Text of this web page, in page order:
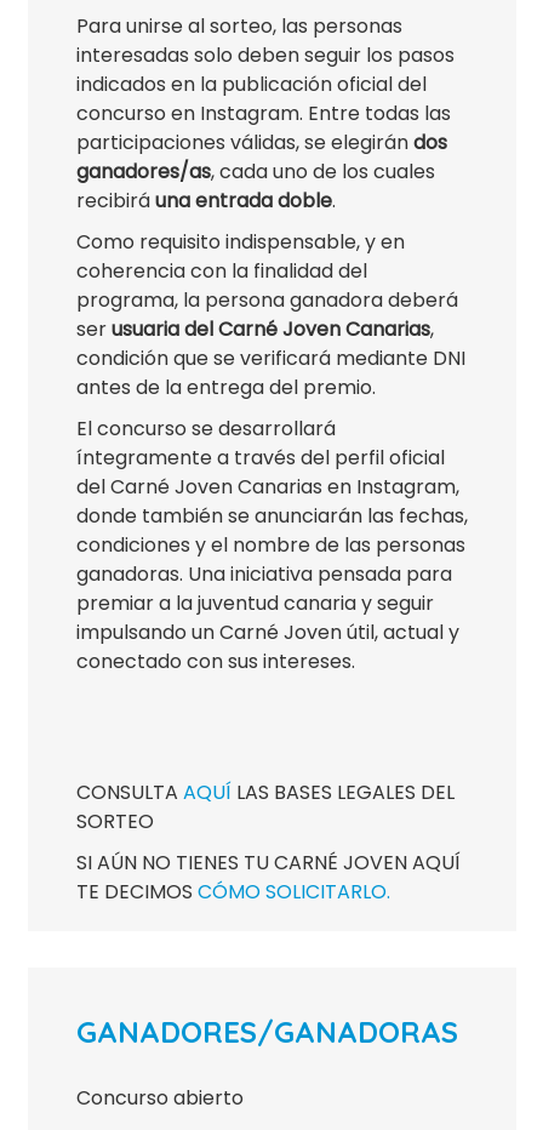
Para unirse al sorteo, las personas
interesadas solo deben seguir los pasos
indicados en la publicación oficial del
concurso en Instagram. Entre todas las
participaciones válidas, se elegirándos
ganadores/as, cada uno de los cuales
recibiráuna entrada doble.
Como requisito indispensable, y en
coherencia con la finalidad del
programa, la persona ganadora deberá
serusuaria del Carné Joven Canarias,
condición que se verificará mediante DNI
antes de la entrega del premio.
El concurso se desarrollará
íntegramente a través del perfil oficial
del Carné Joven Canarias en Instagram,
donde también se anunciarán las fechas,
condiciones y el nombre de las personas
ganadoras. Una iniciativa pensada para
premiar a la juventud canaria y seguir
impulsando un Carné Joven útil, actual y
conectado con sus intereses.
CONSULTA AQUÍLAS BASES LEGALES DEL
SORTEO
SI AÚN NO TIENES TU CARNÉ JOVEN AQUÍ
TE DECIMOS CÓMO SOLICITARLO.
GANADORES/GANADORAS
Concurso abierto